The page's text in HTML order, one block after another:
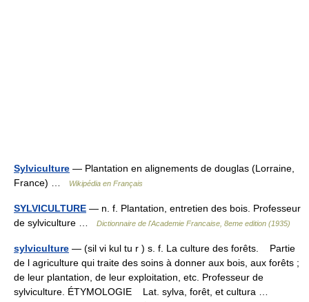
Sylviculture — Plantation en alignements de douglas (Lorraine,
France) …
Wikipédia en Français
SYLVICULTURE — n. f. Plantation, entretien des bois. Professeur
de sylviculture …
Dictionnaire de l'Academie Francaise, 8eme edition (1935)
sylviculture — (sil vi kul tu r ) s. f. La culture des forêts. Partie
de l agriculture qui traite des soins à donner aux bois, aux forêts ;
de leur plantation, de leur exploitation, etc. Professeur de
sylviculture. ÉTYMOLOGIE Lat. sylva, forêt, et cultura …